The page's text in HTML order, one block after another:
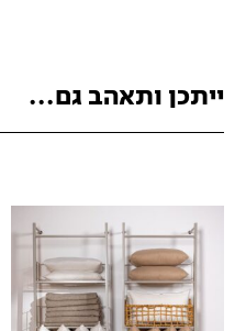
ייתכן ותאהב גם...